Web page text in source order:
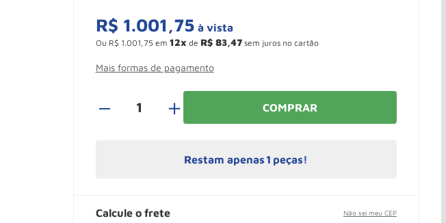
R$ 1.001 ,75 à vista
Ou R$ 1.001 75 em 12 de R$ 83,47sem juros no cartão
Mais formas de pagamento
＋ COMPRAR
Restam apenas 1 peças!
Calcule o frete Não sei meu CEP